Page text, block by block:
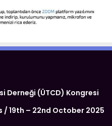
Derneği (ÜTCD) Kongresi
/ 19th – 22nd October 2025